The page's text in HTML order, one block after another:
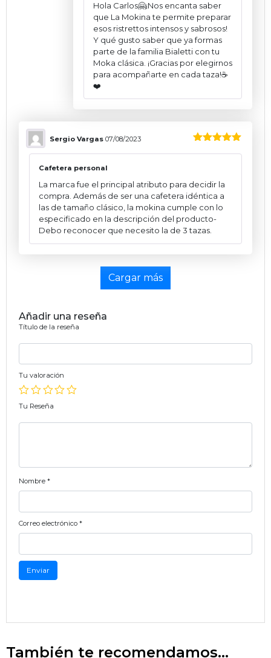
Hola Carlos🤗¡Nos encanta saber
que La Mokina te permite preparar
esos ristrettos intensos y sabrosos!
Y qué gusto saber que ya formas
parte de la familia Bialetti con tu
Moka clásica. ¡Gracias por elegirnos
para acompañarte en cada taza!☕
❤️
Sergio Vargas 07/08/2023
Cafetera personal
La marca fue el principal atributo para decidir la
compra. Además de ser una cafetera idéntica a
las de tamaño clásico, la mokina cumple con lo
especificado en la descripción del producto-
Debo reconocer que necesito la de 3 tazas.
Cargar más
Añadir una reseña
Título de la reseña
Tu valoración
Tu Reseña
Nombre *
Correo electrónico *
También te recomendamos…